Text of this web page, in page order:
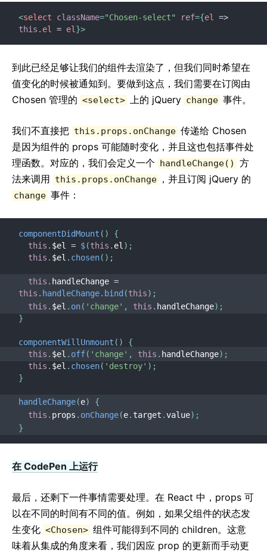
<select className="Chosen-select" ref={el
=>
this . el = el }>
到此已经足够让我们的组件去渲染了，但我们同时希望在
值变化的时候被通知到。要做到这点，我们需要在订阅由
Chosen 管理的 <select> 上的 jQuery change 事件。
我们不直接把 this.props.onChange 传递给 Chosen
是因为组件的 props 可能随时变化，并且这也包括事件处
理函数。对应的，我们会定义一个 handleChange()
方
法来调用 this.props.onChange ，并且订阅 jQuery 的
change 事件：
componentDidMount ( )
{
this . $el = $(this . el ) ;
this . $el . chosen( ) ;
this . handleChange =
this . handleChange. bind (this) ;
this . $el . on( 'change' , this . handleChange) ;
}
componentWillUnmount ( )
{
this . $el . off( 'change' , this . handleChange) ;
this . $el . chosen( 'destroy' ) ;
}
handleChange(e)
{
this . props . onChange(e. target .value) ;
}
在 CodePen 上运行
最后，还剩下一件事情需要处理。在 React 中，props 可
以在不同的时间有不同的值。例如，如果父组件的状态发
生变化 <Chosen> 组件可能得到不同的 children。这意
味着从集成的角度来看，我们因应 prop 的更新而手动更